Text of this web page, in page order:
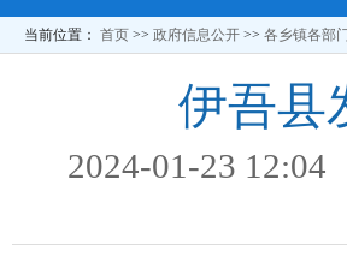
当前位置： 首页 >> 政府信息公开 >> 各乡镇各部
伊吾县
2024-01-23 12:04